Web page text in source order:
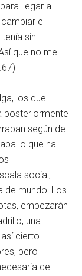
llegar a
el
sin
que no me
los que
posteriormente
según de
lo que ha
social,
de mundo! Los
empezarán
una
cierto
pero
de